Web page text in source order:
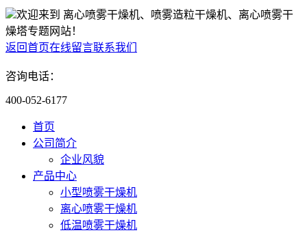
欢迎来到 离心喷雾干燥机、喷雾造粒干燥机、离心喷雾干
燥塔专题网站！
返回首页在线留言联系我们
咨询电话：
400-052-6177
首页
公司简介
企业风貌
产品中心
小型喷雾干燥机
离心喷雾干燥机
低温喷雾干燥机